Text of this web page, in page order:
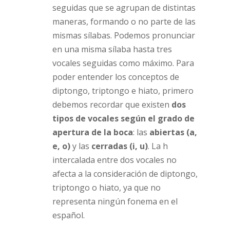
seguidas que se agrupan de distintas
maneras, formando o no parte de las
mismas sílabas. Podemos pronunciar
en una misma sílaba hasta tres
vocales seguidas como máximo. Para
poder entender los conceptos de
diptongo, triptongo e hiato, primero
debemos recordar que existen dos
tipos de vocales según el grado de
apertura de la boca: las abiertas (a,
e, o)y las cerradas (i, u). La h
intercalada entre dos vocales no
afecta a la consideración de diptongo,
triptongo o hiato, ya que no
representa ningún fonema en el
español.